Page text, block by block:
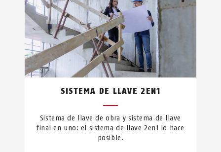
SISTEMA DE LLAVE 2EN1
Sistema de llave de obra y sistema de llave
final en uno: el sistema de llave 2en1 lo hace
posible.